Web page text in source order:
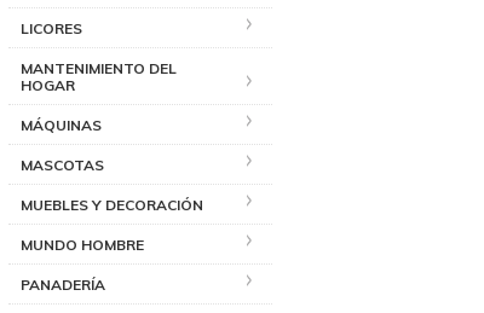
LICORES
MANTENIMIENTO DEL
HOGAR
MÁQUINAS
MASCOTAS
MUEBLES Y DECORACIÓN
MUNDO HOMBRE
PANADERÍA